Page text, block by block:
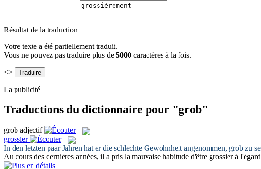
Résultat de la traduction
Votre texte a été partiellement traduit.
Vous ne pouvez pas traduire plus de 5000 caractères à la fois.
<>
La publicité
Traductions du dictionnaire pour "grob"
grob adjectif
grossier
In den letzten paar Jahren hat er die schlechte Gewohnheit angenommen, grob zu
Au cours des dernières années, il a pris la mauvaise habitude d'être grossierà l'égard